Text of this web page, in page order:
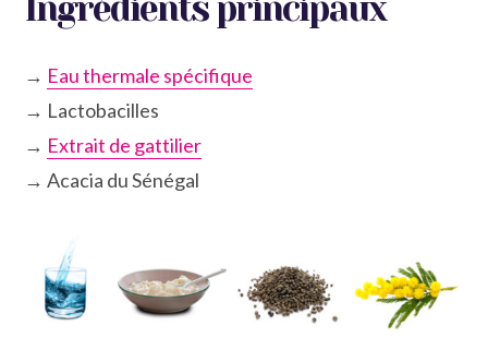
Ingrédients principaux
→ Eau thermale spécifique
→ Lactobacilles
→ Extrait de gattilier
→ Acacia du Sénégal